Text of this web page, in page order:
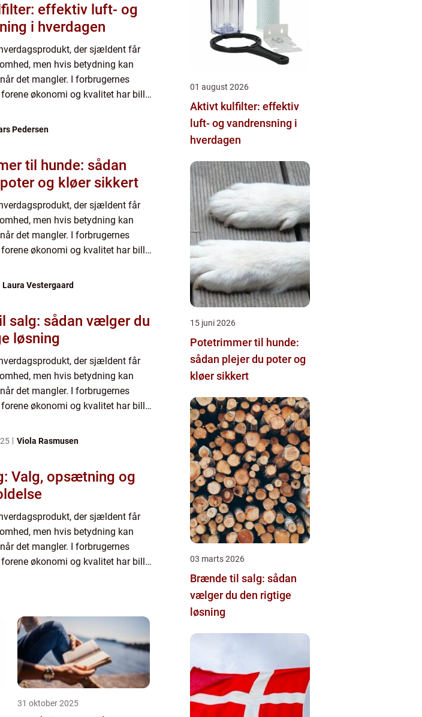
effektiv luft- og
i hverdagen
der sjældent får
men hvis betydning kan
det mangler. I forbrugernes
økonomi og kvalitet har billig
Pedersen
til hunde: sådan
og kløer sikkert
der sjældent får
men hvis betydning kan
det mangler. I forbrugernes
økonomi og kvalitet har billig
Laura Vestergaard
salg: sådan vælger du
løsning
der sjældent får
men hvis betydning kan
det mangler. I forbrugernes
økonomi og kvalitet har billig
Viola Rasmusen
Valg, opsætning og
der sjældent får
men hvis betydning kan
det mangler. I forbrugernes
økonomi og kvalitet har billig
31 oktober 2025
01 august 2026
Aktivt kulfilter: effektiv
luft- og vandrensning i
hverdagen
15 juni 2026
Potetrimmer til hunde:
sådan plejer du poter og
kløer sikkert
03 marts 2026
Brænde til salg: sådan
vælger du den rigtige
løsning